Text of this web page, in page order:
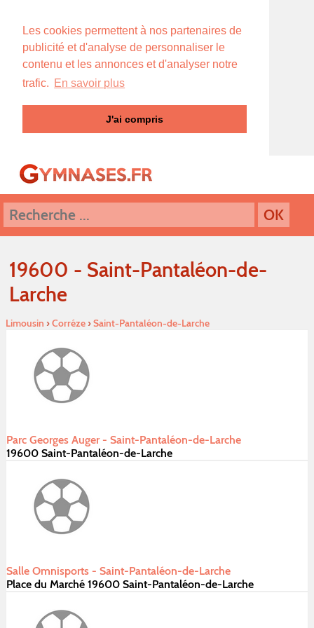
Les cookies permettent à nos partenaires de
publicité et d'analyse de personnaliser le
contenu et les annonces et d'analyser notre
trafic. En savoir plus
J'ai compris
19600 - Saint-Pantaléon-de-
Larche
Limousin ›Corréze›Saint-Pantaléon-de-Larche
Parc Georges Auger - Saint-Pantaléon-de-Larche
19600 Saint-Pantaléon-de-Larche
Salle Omnisports - Saint-Pantaléon-de-Larche
Place du Marché 19600 Saint-Pantaléon-de-Larche